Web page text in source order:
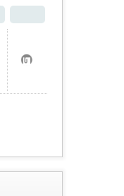
お
気
に
入